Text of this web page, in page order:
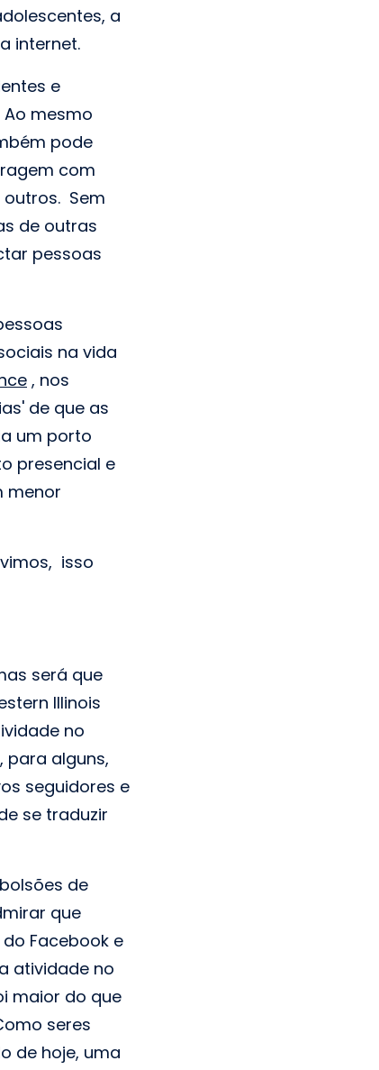
a
internet.
e
mesmo
pode
com
Sem
de outras
pessoas
na vida
, nos
de que as
um porto
presencial e
menor
isso
será que
Illinois
no
para alguns,
seguidores e
se traduzir
de
que
Facebook e
atividade no
maior do que
seres
de hoje, uma